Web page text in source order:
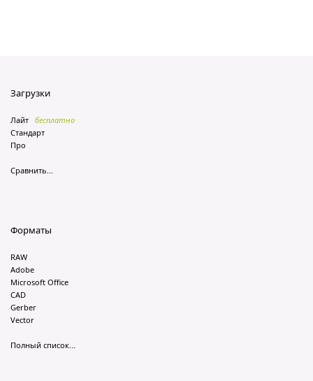
Загрузки
Лайт бесплатно
Стандарт
Про
Сравнить...
Форматы
RAW
Adobe
Microsoft Office
CAD
Gerber
Vector
Полный список...